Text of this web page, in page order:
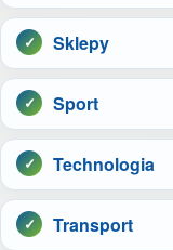
Sklepy
Sport
Technologia
Transport